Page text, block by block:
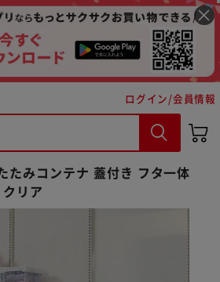
ログイン/会員情報
たみコンテナ 蓋付き フタ一体
リア